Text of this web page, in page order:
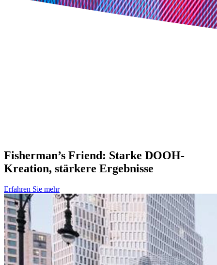
Fisherman’s Friend: Starke DOOH-
Kreation, stärkere Ergebnisse
Erfahren Sie mehr